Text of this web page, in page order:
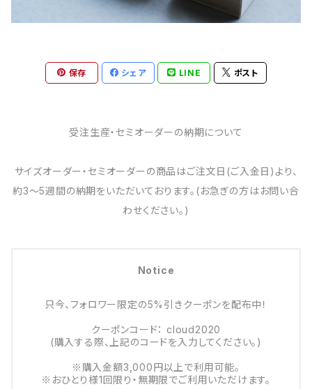
保存 シェア LINE ポスト
受注生産・セミオーダーの納期について
サイズオーダー・セミオーダーの商品はご注文日(ご入金日)より、
約3～5週間の納期をいただいております。(お急ぎの方はお問い合
わせください。)
Notice
只今、フォロワー限定の5%引きクーポンを配布中！
クーポンコード： cloud2020
(購入する際、上記のコードを入力してください。)
※購入金額3,000円以上で利用可能。
※おひとり様1回限り・無期限でご利用いただけます。